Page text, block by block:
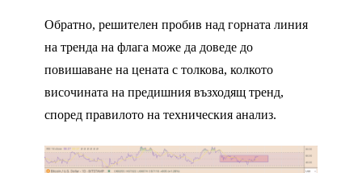
Обратно, решителен пробив над горната линия
на тренда на флага може да доведе до
повишаване на цената с толкова, колкото
височината на предишния възходящ тренд,
според правилото на техническия анализ.